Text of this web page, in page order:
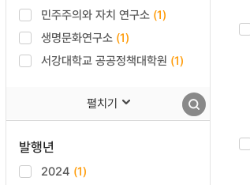
민주주의와 자치 연구소 (1)
생명문화연구소 (1)
서강대학교 공공정책대학원 (1)
펼치기
발행년
2024 (1)